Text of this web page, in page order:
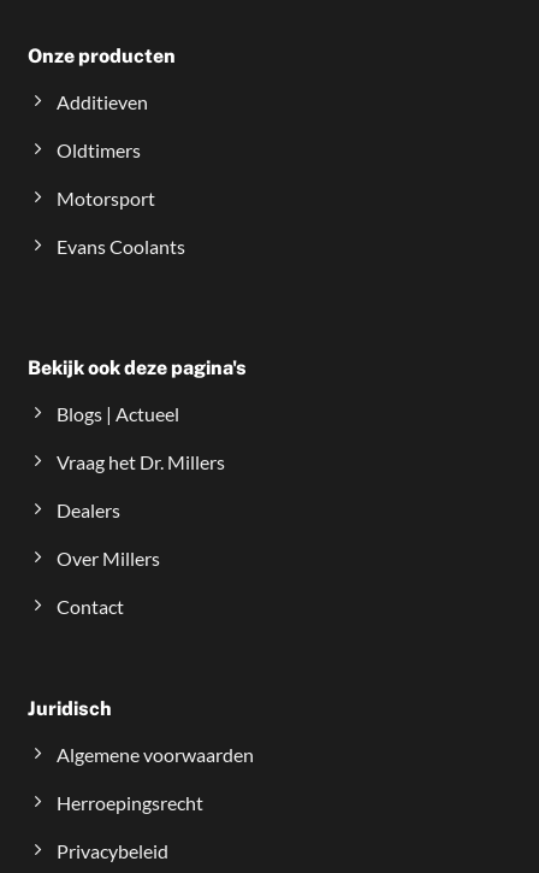
Onze producten
Additieven
Oldtimers
Motorsport
Evans Coolants
Bekijk ook deze pagina's
Blogs | Actueel
Vraag het Dr. Millers
Dealers
Over Millers
Contact
Juridisch
Algemene voorwaarden
Herroepingsrecht
Privacybeleid